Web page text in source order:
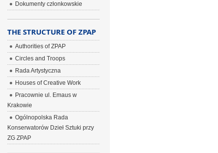
Dokumenty członkowskie
THE STRUCTURE OF ZPAP
Authorities of ZPAP
Circles and Troops
Rada Artystyczna
Houses of Creative Work
Pracownie ul. Emaus w
Krakowie
Ogólnopolska Rada
Konserwatorów Dzieł Sztuki przy
ZG ZPAP